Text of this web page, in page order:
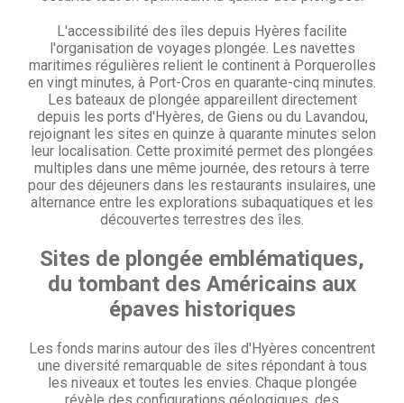
L'accessibilité des îles depuis Hyères facilite
l'organisation de voyages plongée. Les navettes
maritimes régulières relient le continent à Porquerolles
en vingt minutes, à Port-Cros en quarante-cinq minutes.
Les bateaux de plongée appareillent directement
depuis les ports d'Hyères, de Giens ou du Lavandou,
rejoignant les sites en quinze à quarante minutes selon
leur localisation. Cette proximité permet des plongées
multiples dans une même journée, des retours à terre
pour des déjeuners dans les restaurants insulaires, une
alternance entre les explorations subaquatiques et les
découvertes terrestres des îles.
Sites de plongée emblématiques,
du tombant des Américains aux
épaves historiques
Les fonds marins autour des îles d'Hyères concentrent
une diversité remarquable de sites répondant à tous
les niveaux et toutes les envies. Chaque plongée